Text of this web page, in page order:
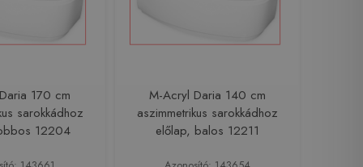
170 cm
sarokkádhoz
12204
M-Acryl Daria 140 cm
aszimmetrikus sarokkádhoz
előlap, balos 12211